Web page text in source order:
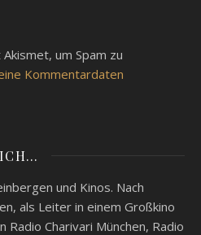
um Spam zu
Kommentardaten
ICH…
und Kinos. Nach
als Leiter in einem Großkino
Radio Charivari München, Radio